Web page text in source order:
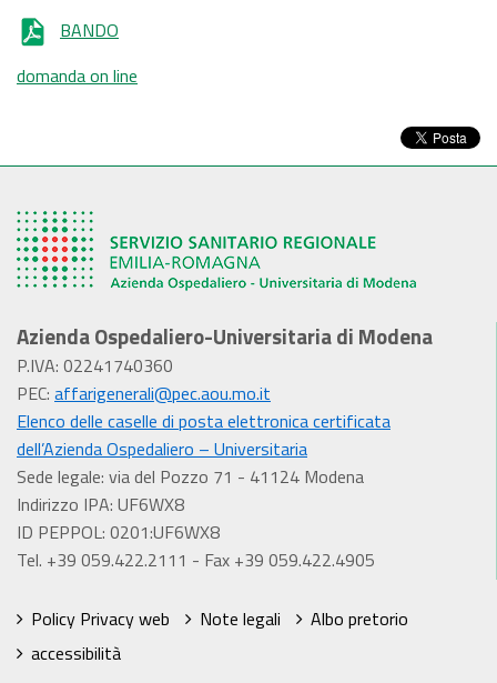
BANDO
domanda on line
Azienda Ospedaliero-Universitaria di Modena
P.IVA: 02241740360
PEC: affarigenerali@pec.aou.mo.it
Elenco delle caselle di posta elettronica certificata
dell’Azienda Ospedaliero – Universitaria
Sede legale: via del Pozzo 71 - 41124 Modena
Indirizzo IPA: UF6WX8
ID PEPPOL: 0201:UF6WX8
Tel. +39 059.422.2111 - Fax +39 059.422.4905
Policy Privacy web Note legali
Albo pretorio
accessibilità